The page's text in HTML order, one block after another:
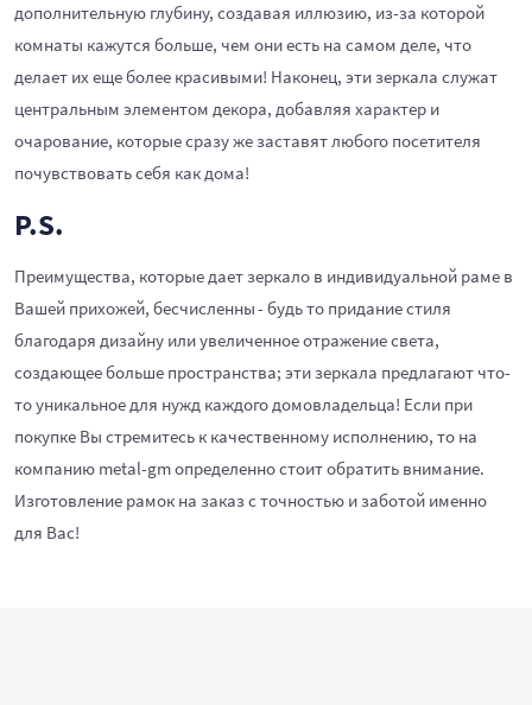
дополнительную глубину, создавая иллюзию, из-за которой
комнаты кажутся больше, чем они есть на самом деле, что
делает их еще более красивыми! Наконец, эти зеркала служат
центральным элементом декора, добавляя характер и
очарование, которые сразу же заставят любого посетителя
почувствовать себя как дома!
P.S.
Преимущества, которые дает зеркало в индивидуальной раме в
Вашей прихожей, бесчисленны - будь то придание стиля
благодаря дизайну или увеличенное отражение света,
создающее больше пространства; эти зеркала предлагают что-
то уникальное для нужд каждого домовладельца! Если при
покупке Вы стремитесь к качественному исполнению, то на
компанию metal-gm определенно стоит обратить внимание.
Изготовление рамок на заказ с точностью и заботой именно
для Вас!